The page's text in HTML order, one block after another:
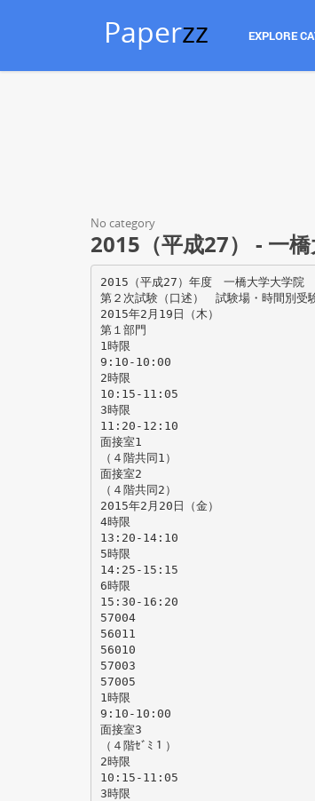
Paperzz EXPLORE
No category
2015（平成27） - 一
2015（平成27）年度 一橋大学大学院
第２次試験（口述） 試験場・時間別受
2015年2月19日（木）
第１部門
1時限
9:10-10:00
2時限
10:15-11:05
3時限
11:20-12:10
面接室1
（４階共同1）
面接室2
（４階共同2）
2015年2月20日（金）
4時限
13:20-14:10
5時限
14:25-15:15
6時限
15:30-16:20
57004
56011
56010
57003
57005
1時限
9:10-10:00
面接室3
（４階ｾﾞﾐ１）
2時限
10:15-11:05
3時限